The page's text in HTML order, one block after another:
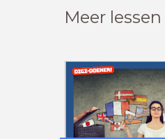
Meer